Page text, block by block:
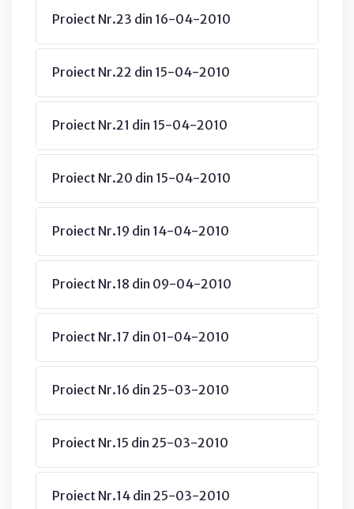
Proiect Nr.23 din 16-04-2010
Proiect Nr.22 din 15-04-2010
Proiect Nr.21 din 15-04-2010
Proiect Nr.20 din 15-04-2010
Proiect Nr.19 din 14-04-2010
Proiect Nr.18 din 09-04-2010
Proiect Nr.17 din 01-04-2010
Proiect Nr.16 din 25-03-2010
Proiect Nr.15 din 25-03-2010
Proiect Nr.14 din 25-03-2010